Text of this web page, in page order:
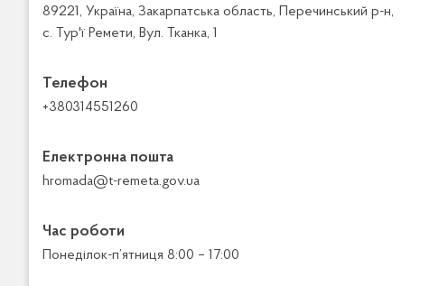
89221, Україна, Закарпатська область, Перечинський р-н,
с. Тур'ї Ремети, Вул. Тканка, 1
Телефон
+380314551260
Електронна пошта
hromada@t-remeta.gov.ua
Час роботи
Понеділок-п’ятниця 8:00 – 17:00